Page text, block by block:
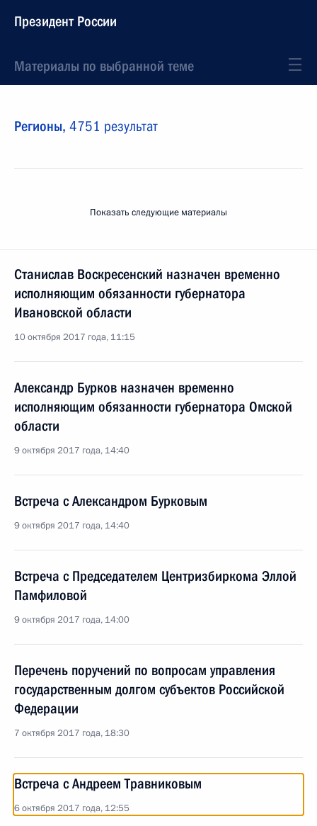
Президент России
Материалы по выбранной теме
Регионы, 4751 результат
Показать следующие материалы
Станислав Воскресенский назначен временно
исполняющим обязанности губернатора
Ивановской области
10 октября 2017 года, 11:15
Александр Бурков назначен временно
исполняющим обязанности губернатора Омской
области
9 октября 2017 года, 14:40
Встреча с Александром Бурковым
9 октября 2017 года, 14:40
Встреча с Председателем Центризбиркома Эллой
Памфиловой
9 октября 2017 года, 14:00
Перечень поручений по вопросам управления
государственным долгом субъектов Российской
Федерации
7 октября 2017 года, 18:30
Встреча с Андреем Травниковым
6 октября 2017 года, 12:55